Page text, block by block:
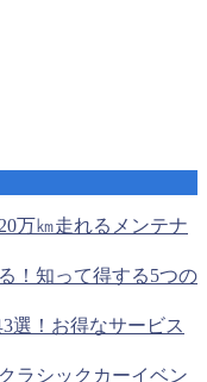
万㎞走れるメンテナ
！知って得する5つの
選！お得なサービス
ラシックカーイベン